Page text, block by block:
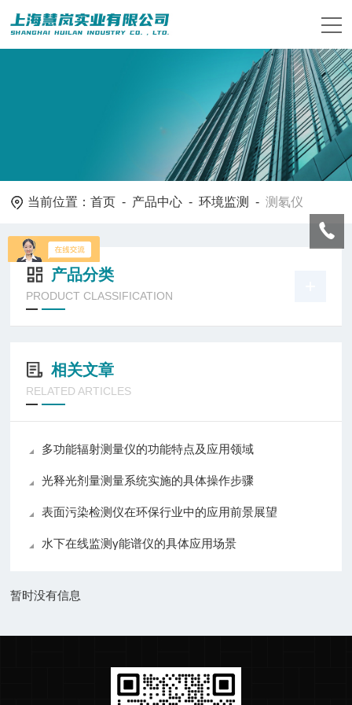
当前位置：首页 - 产品中心 -环境监测 -测氡仪
产品分类
PRODUCT CLASSIFICATION
相关文章
RELATED ARTICLES
多功能辐射测量仪的功能特点及应用领域
光释光剂量测量系统实施的具体操作步骤
表面污染检测仪在环保行业中的应用前景展望
水下在线监测γ能谱仪的具体应用场景
暂时没有信息